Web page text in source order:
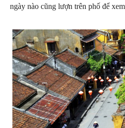
ngày nào cũng lượn trên phố để